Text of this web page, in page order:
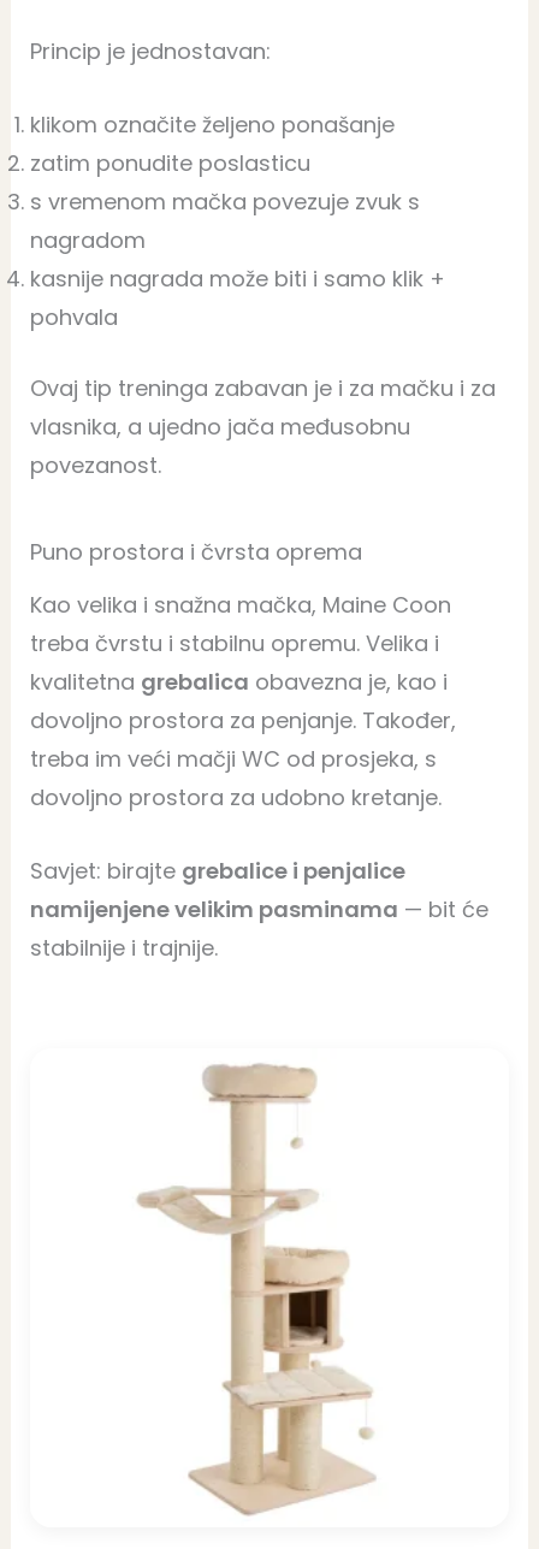
Princip je jednostavan:
klikom označite željeno ponašanje
zatim ponudite poslasticu
s vremenom mačka povezuje zvuk s
nagradom
kasnije nagrada može biti i samo klik +
pohvala
Ovaj tip treninga zabavan je i za mačku i za
vlasnika, a ujedno jača međusobnu
povezanost.
Puno prostora i čvrsta oprema
Kao velika i snažna mačka, Maine Coon
treba čvrstu i stabilnu opremu. Velika i
kvalitetna grebalica obavezna je, kao i
dovoljno prostora za penjanje. Također,
treba im veći mačji WC od prosjeka, s
dovoljno prostora za udobno kretanje.
Savjet: birajte grebalice i penjalice
namijenjene velikim pasminama — bit će
stabilnije i trajnije.